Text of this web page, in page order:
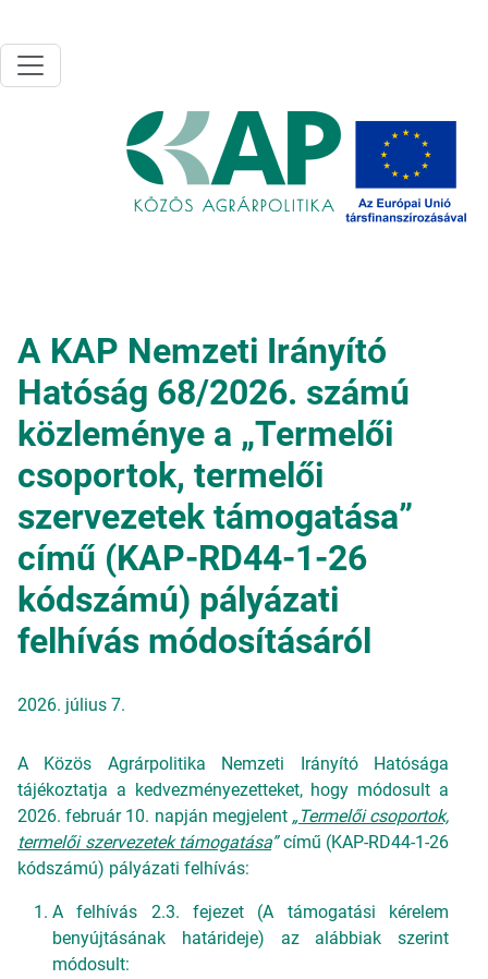
A KAP Nemzeti Irányító
Hatóság 68/2026. számú
közleménye a „Termelői
csoportok, termelői
szervezetek támogatása”
című (KAP-RD44-1-26
kódszámú) pályázati
felhívás módosításáról
2026. július 7.
A Közös Agrárpolitika Nemzeti Irányító Hatósága
tájékoztatja a kedvezményezetteket, hogy módosult a
2026. február 10. napján megjelent „Termelői csoportok,
termelői szervezetek támogatása”című (KAP-RD44-1-26
kódszámú) pályázati felhívás:
A felhívás 2.3. fejezet (A támogatási kérelem
benyújtásának határideje) az alábbiak szerint
módosult: